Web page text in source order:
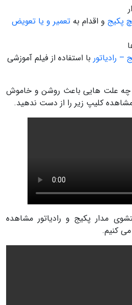
پکیج و اقدام به تعمیر و یا تعویض
رادیاتور با استفاده از فیلم آموزشی
چه علت هایی باعث روشن و خاموش
کلیپ زیر را از دست ندهید.
مدار پکیج و رادیاتور مشاهده
کنیم.